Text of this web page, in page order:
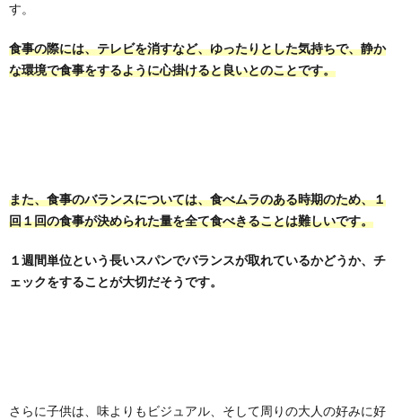
す。
食事の際には、テレビを消すなど、ゆったりとした気持ちで、静か
な環境で食事をするように心掛けると良いとのことです。
また、食事のバランスについては、食べムラのある時期のため、１
回１回の食事が決められた量を全て食べきることは難しいです。
１週間単位という長いスパンでバランスが取れているかどうか、チ
ェックをすることが大切だそうです。
さらに子供は、味よりもビジュアル、そして周りの大人の好みに好